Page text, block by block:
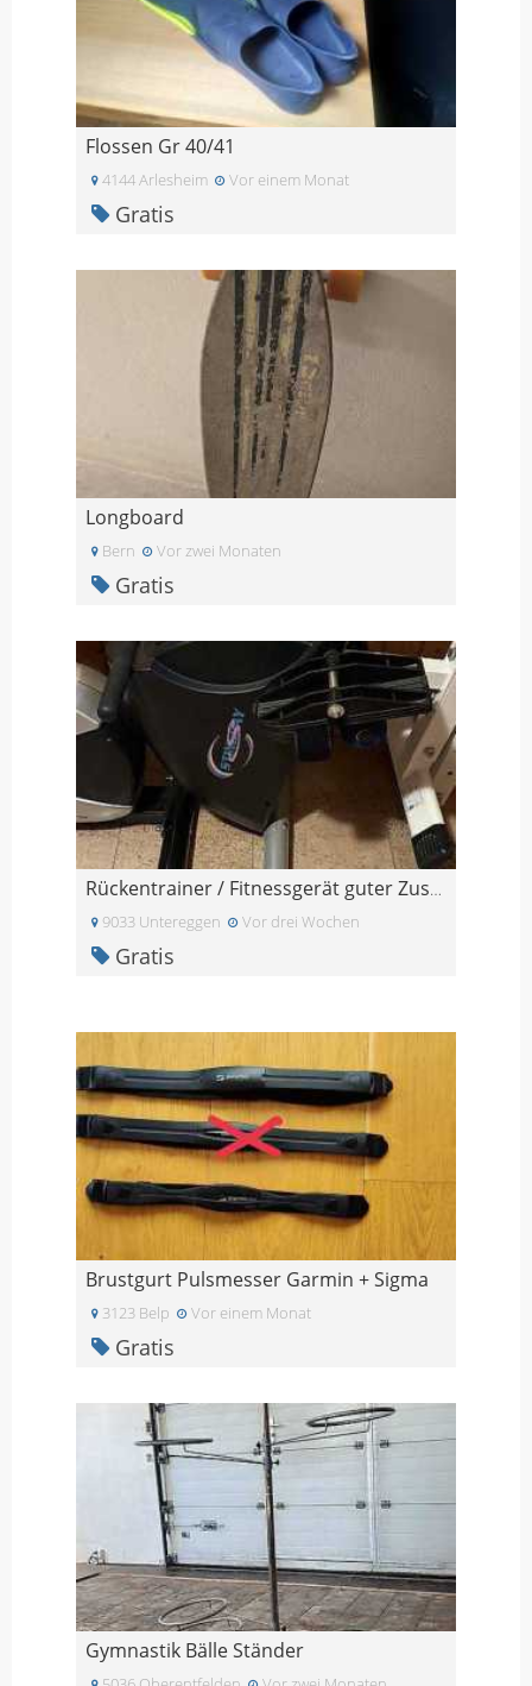
Flossen Gr 40/41
4144 Arlesheim Vor einem Monat
Gratis
Longboard
Bern Vor zwei Monaten
Gratis
Rückentrainer / Fitnessgerät guter Zustand
9033 Untereggen Vor drei Wochen
Gratis
Brustgurt Pulsmesser Garmin + Sigma
3123 Belp Vor einem Monat
Gratis
Gymnastik Bälle Ständer